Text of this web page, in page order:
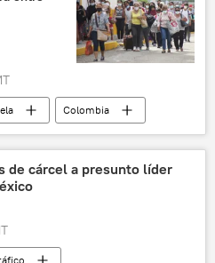
Colombia
de cárcel a presunto líder